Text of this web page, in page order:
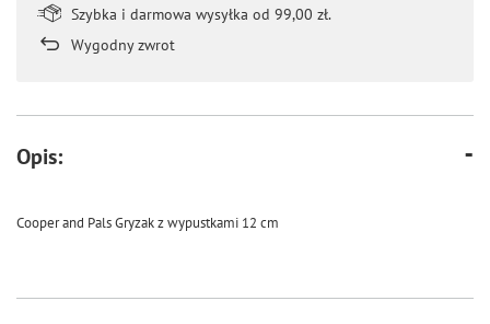
Szybka i darmowa wysyłka od 99,00 zł.
Wygodny zwrot
Opis:
Cooper and Pals Gryzak z wypustkami 12 cm